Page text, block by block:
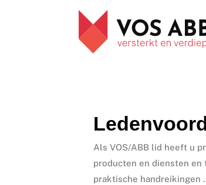
Als VOS/ABB lid heeft u
producten en diensten
praktische handreikingen .